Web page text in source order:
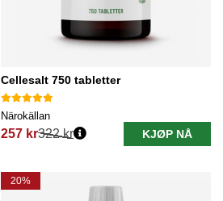
Cellesalt 750 tabletter
Närokällan
257 kr
Vanlig pris:
322 kr KJØP NÅ
20%